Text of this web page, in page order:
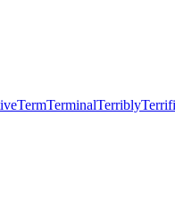
TermTerminalTerribly